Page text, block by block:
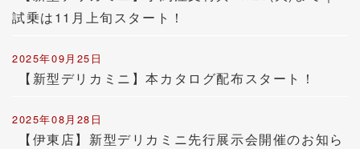
試乗は11月上旬スタート！
2025年09月25日
【新型デリカミニ】本カタログ配布スタート！
2025年08月28日
【伊東店】新型デリカミニ先行展示会開催のお知ら